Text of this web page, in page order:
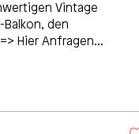
Vintage
den
Hier Anfragen